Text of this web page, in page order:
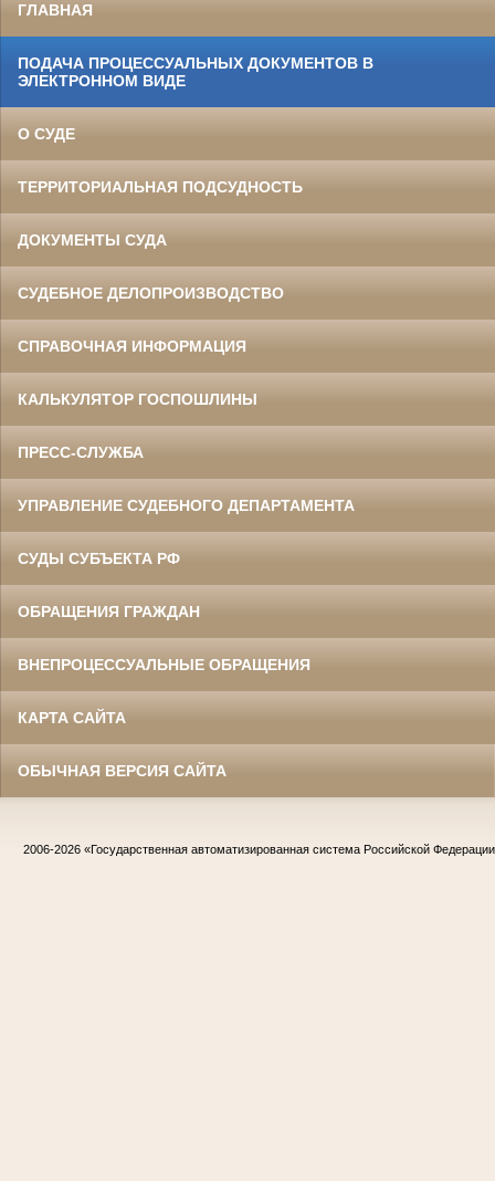
ГЛАВНАЯ
ПОДАЧА ПРОЦЕССУАЛЬНЫХ ДОКУМЕНТОВ В
ЭЛЕКТРОННОМ ВИДЕ
О СУДЕ
ТЕРРИТОРИАЛЬНАЯ ПОДСУДНОСТЬ
ДОКУМЕНТЫ СУДА
СУДЕБНОЕ ДЕЛОПРОИЗВОДСТВО
СПРАВОЧНАЯ ИНФОРМАЦИЯ
КАЛЬКУЛЯТОР ГОСПОШЛИНЫ
ПРЕСС-СЛУЖБА
УПРАВЛЕНИЕ СУДЕБНОГО ДЕПАРТАМЕНТА
СУДЫ СУБЪЕКТА РФ
ОБРАЩЕНИЯ ГРАЖДАН
ВНЕПРОЦЕССУАЛЬНЫЕ ОБРАЩЕНИЯ
КАРТА САЙТА
ОБЫЧНАЯ ВЕРСИЯ САЙТА
2006-2026 «Государственная автоматизированная система Российской